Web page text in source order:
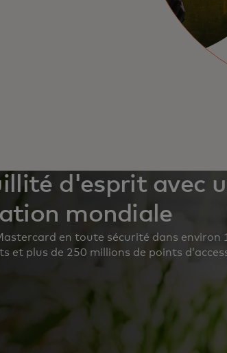
d'esprit avec
mondiale
en toute sécurité dans environ
et plus de 250 millions de points